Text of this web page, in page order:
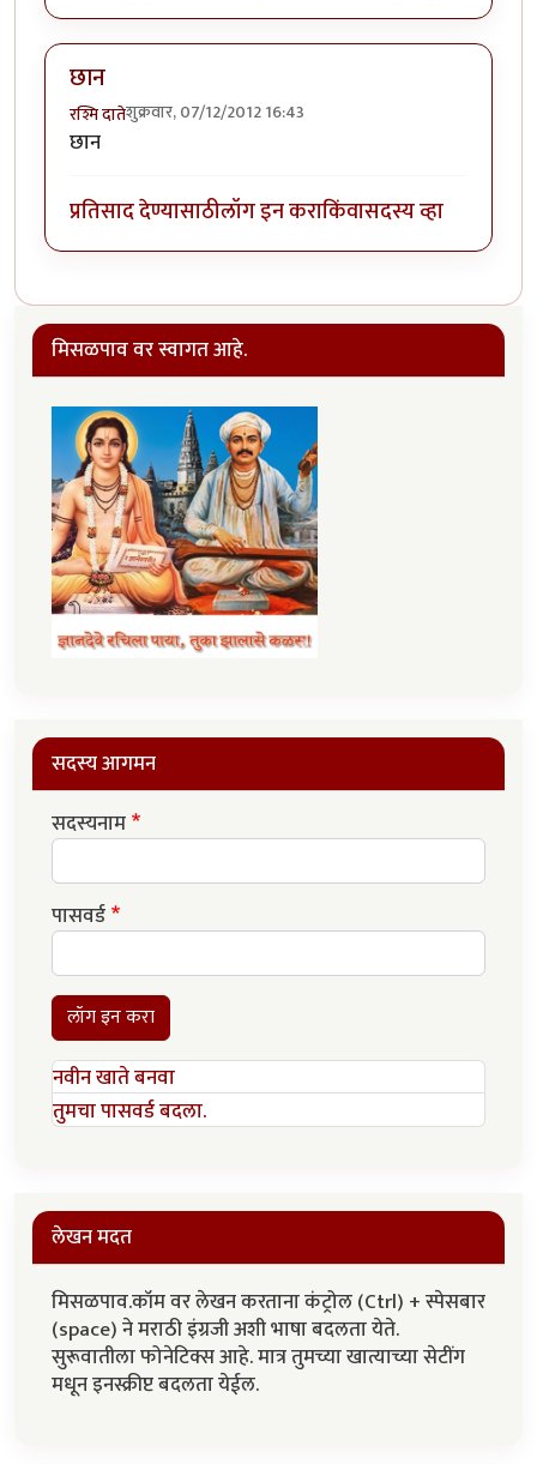
छान
रश्मि दातेशुक्रवार, 07/12/2012 16:43
छान
प्रतिसाद देण्यासाठीलॉग इन कराकिंवासदस्य व्हा
मिसळपाव वर स्वागत आहे.
सदस्य आगमन
सदस्यनाम
पासवर्ड
लॉग इन करा
नवीन खाते बनवा
तुमचा पासवर्ड बदला.
लेखन मदत
मिसळपाव.कॉम वर लेखन करताना कंट्रोल (Ctrl) + स्पेसबार
(space) ने मराठी इंग्रजी अशी भाषा बदलता येते.
सुरूवातीला फोनेटिक्स आहे. मात्र तुमच्या खात्याच्या सेटींग
मधून इनस्क्रीप्ट बदलता येईल.